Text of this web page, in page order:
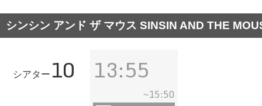
シンシン アンド ザ マウス SINSIN AND THE
シアター 10 13:55
~15:50